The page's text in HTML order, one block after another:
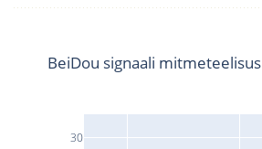
30
BeiDou signaali mitmeteelisus